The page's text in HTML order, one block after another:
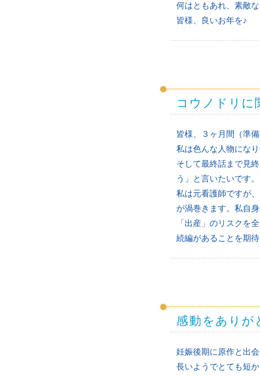
何はともあれ、素敵
皆様、良いお年を♪
コウノドリに
皆様、３ヶ月間（準
私は色んな人物にな
そして最終話まで見
う」と言いたいです。
私は元看護師ですが
が渦巻きます。私自
「出産」のリスクを
続編があることを期待
感動をありが
妊娠後期に原作と出
長いようでとても短